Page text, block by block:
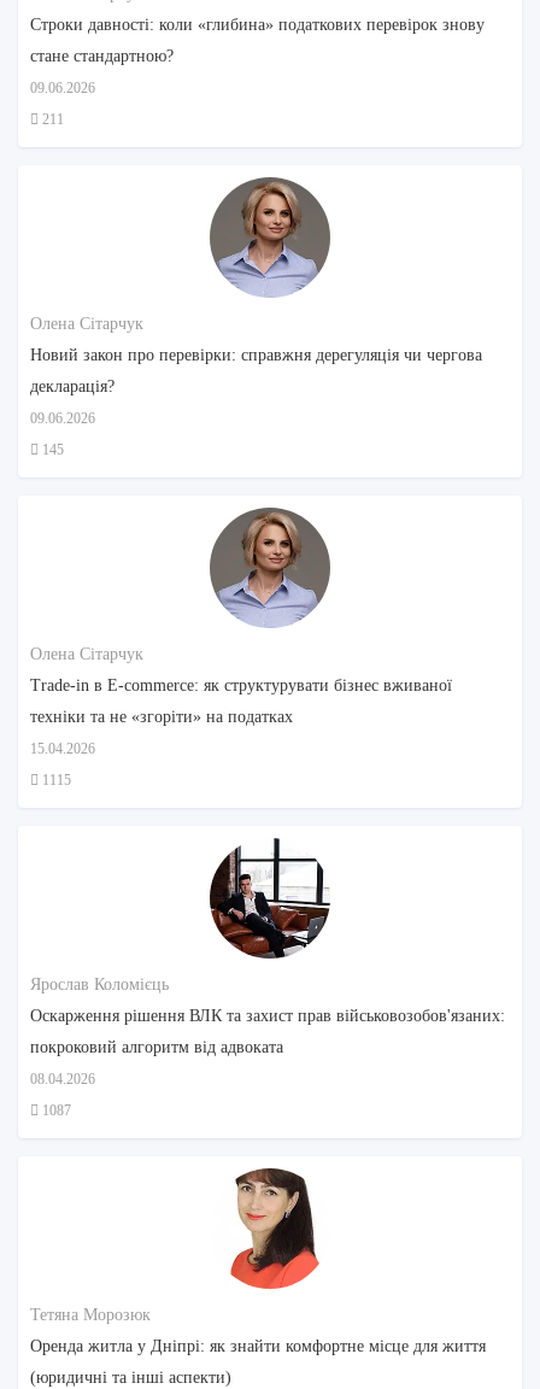
Строки давності: коли «глибина» податкових перевірок знову
стане стандартною?
09.06.2026
211
Олена Сітарчук
Новий закон про перевірки: справжня дерегуляція чи чергова
декларація?
09.06.2026
145
Олена Сітарчук
Trade-in в E-commerce: як структурувати бізнес вживаної
техніки та не «згоріти» на податках
15.04.2026
1115
Ярослав Коломієць
Оскарження рішення ВЛК та захист прав військовозобов'язаних:
покроковий алгоритм від адвоката
08.04.2026
1087
Тетяна Морозюк
Оренда житла у Дніпрі: як знайти комфортне місце для життя
(юридичні та інші аспекти)